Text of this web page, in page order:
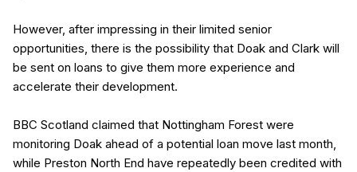
However, after impressing in their limited senior
opportunities, there is the possibility that Doak and Clark will
be sent on loans to give them more experience and
accelerate their development.
BBC Scotland claimed that Nottingham Forest were
monitoring Doak ahead of a potential loan move last month,
while Preston North End have repeatedly been credited with